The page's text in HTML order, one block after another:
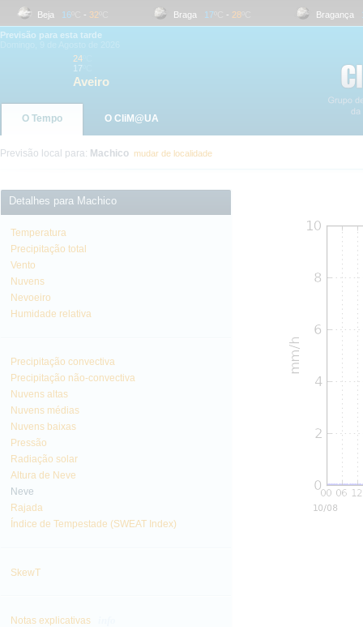
Beja 16 ºC- 32 ºC Braga 17 ºC- 28 ºC Bragança 17
Previsão para esta tarde
24
17
Aveiro
O Tempo O CliM@UA
Previsão local para: Machico mudar de localidade
Detalhes para Machico
Temperatura
Precipitação total
Vento
Nuvens
Nevoeiro
Humidade relativa
Precipitação convectiva
Precipitação não-convectiva
Nuvens altas
Nuvens médias
Nuvens baixas
Pressão
Radiação solar
Altura de Neve
Neve
Rajada
Índice de Tempestade (SWEAT Index)
SkewT
Notas explicativas